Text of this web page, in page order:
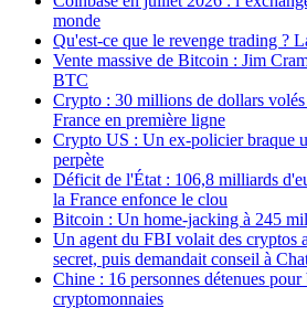
monde
Qu'est-ce que le revenge trading ?
Vente massive de Bitcoin : Jim
BTC
Crypto : 30 millions de dollars
France en première ligne
Crypto US : Un ex-policier braque
perpète
Déficit de l'État : 106,8 milliards
la France enfonce le clou
Bitcoin : Un home-jacking à 245
Un agent du FBI volait des cryptos
secret, puis demandait conseil à
Chine : 16 personnes détenues
cryptomonnaies